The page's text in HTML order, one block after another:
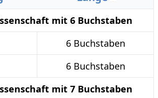
mit 6 Buchstaben
6 Buchstaben
6 Buchstaben
mit 7 Buchstaben